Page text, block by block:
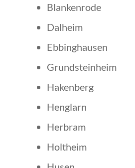
Blankenrode
Dalheim
Ebbinghausen
Grundsteinheim
Hakenberg
Henglarn
Herbram
Holtheim